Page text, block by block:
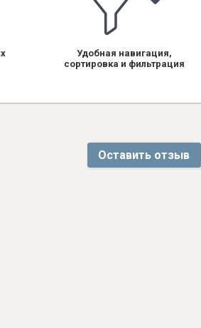
Удобная навигация,
сортировка и фильтрация
Оставить отзыв